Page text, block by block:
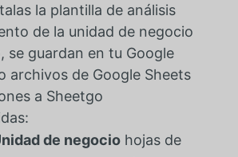
la plantilla de análisis
de la unidad de negocio
se guardan en tu Google
archivos de Google Sheets
a Sheetgo
de negociohojas de